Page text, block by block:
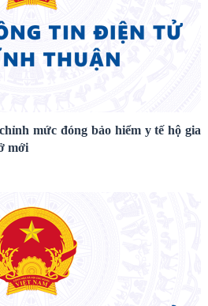
mức đóng bảo hiểm y tế hộ gia
mới